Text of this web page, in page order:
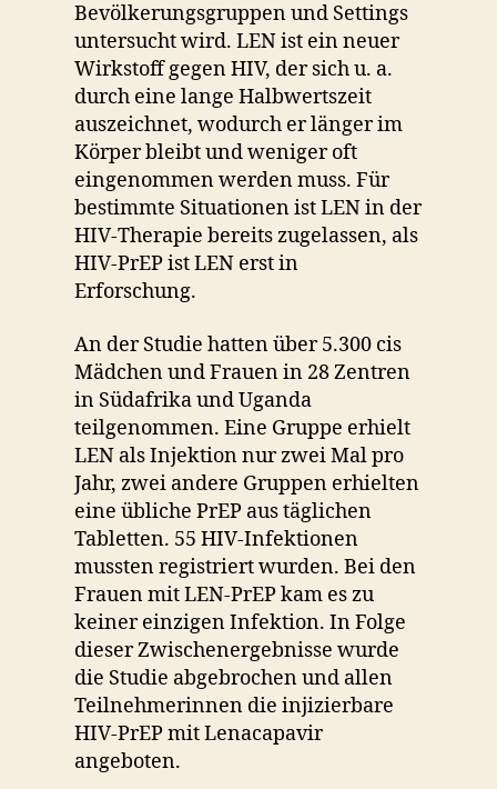
Bevölkerungsgruppen und Settings
untersucht wird. LEN ist ein neuer
Wirkstoff gegen HIV, der sich u. a.
durch eine lange Halbwertszeit
auszeichnet, wodurch er länger im
Körper bleibt und weniger oft
eingenommen werden muss. Für
bestimmte Situationen ist LEN in der
HIV-Therapie bereits zugelassen, als
HIV-PrEP ist LEN erst in
Erforschung.
An der Studie hatten über 5.300 cis
Mädchen und Frauen in 28 Zentren
in Südafrika und Uganda
teilgenommen. Eine Gruppe erhielt
LEN als Injektion nur zwei Mal pro
Jahr, zwei andere Gruppen erhielten
eine übliche PrEP aus täglichen
Tabletten. 55 HIV-Infektionen
mussten registriert wurden. Bei den
Frauen mit LEN-PrEP kam es zu
keiner einzigen Infektion. In Folge
dieser Zwischenergebnisse wurde
die Studie abgebrochen und allen
Teilnehmerinnen die injizierbare
HIV-PrEP mit Lenacapavir
angeboten.